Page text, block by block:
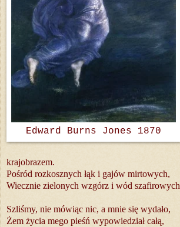
Edward Burns Jones 1870
krajobrazem.
Pośród rozkosznych łąk i gajów mirtowych,
Wiecznie zielonych wzgórz i wód szafirowych
Szliśmy, nie mówiąc nic, a mnie się wydało,
Żem życia mego pieśń wypowiedział całą,